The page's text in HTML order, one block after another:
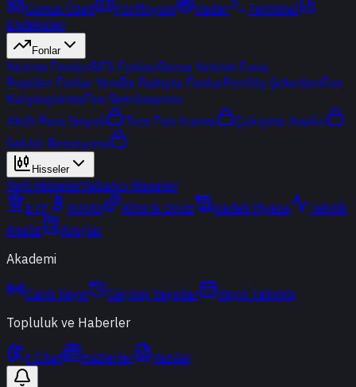
Günün Özeti Portföyüm Radar
Terminal
Endeksler
Fonlar
Yatırım FonlarıBES FonlarıBorsa Yatırım Fonu
Popüler Fonlar YeniBir Bakışta FonlarPortföy ŞirketleriFon
KarşılaştırmaFon Simülasyonu
Akıllı Para Sinyali
Ters Fon Arama
Çakışma Analizi
Sektör Rotasyonu
Hisseler
Yerli HisselerYabancı Hisseler
ETF
Kripto Altın & Döviz Vadeli Piyasa
Teknik
Analiz
Araçlar
Akademi
Canlı Yayın Geçmiş Yayınlar
Yayın Takvimi
Topluluk ve Haberler
t-Chat Haberler Yazılar